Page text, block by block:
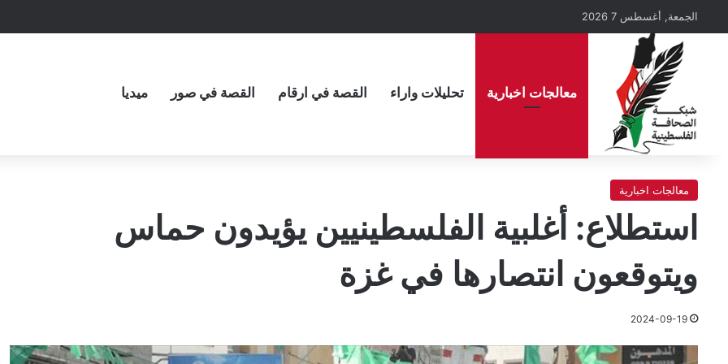
الجمعة, أغسطس 7 2026
معالجات اخبارية تحليلات واراء القصة في ارقام القصة في صور ميديا
معالجات اخبارية
استطلاع: أغلبية الفلسطينيين يؤيدون حماس
ويتوقعون انتصارها في غزة
2024-09-19